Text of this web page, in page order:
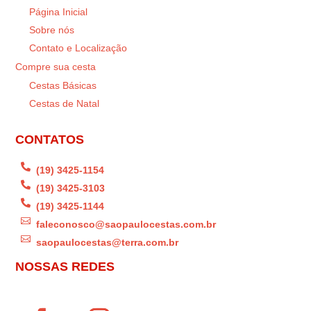
Página Inicial
Sobre nós
Contato e Localização
Compre sua cesta
Cestas Básicas
Cestas de Natal
CONTATOS
 (19) 3425-1154
 (19) 3425-3103
 (19) 3425-1144
 faleconosco@saopaulocestas.com.br
 saopaulocestas@terra.com.br
NOSSAS REDES